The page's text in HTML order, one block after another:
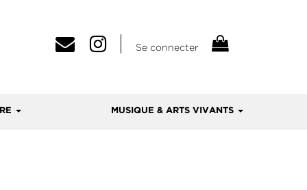
Se connecter
MUSIQUE & ARTS VIVANTS